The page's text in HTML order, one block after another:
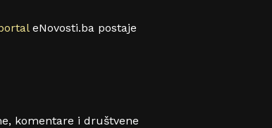
eNovosti.ba postaje
komentare i društvene